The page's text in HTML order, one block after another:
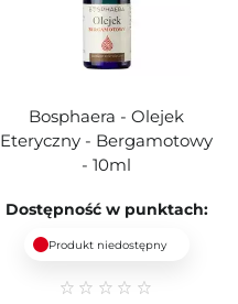
Bosphaera - Olejek
Eteryczny - Bergamotowy
- 10ml
Dostępność w punktach:
Produkt niedostępny